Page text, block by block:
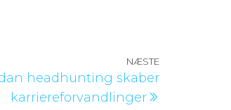
Næste
NÆSTE
headhunting skaber
karriereforvandlinger